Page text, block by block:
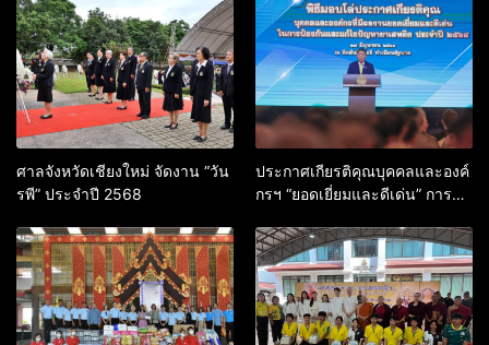
ศาลจังหวัดเชียงใหม่ จัดงาน “วัน
รพี” ประจำปี 2568
ประกาศเกียรติคุณบุคคลและองค์
กรฯ “ยอดเยี่ยมและดีเด่น” การ